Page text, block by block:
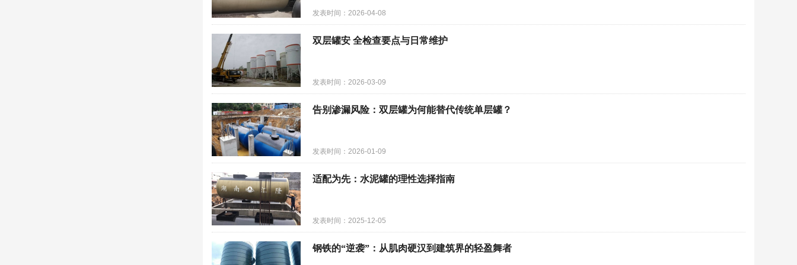
发表时间：2026-04-08
双层罐安 全检查要点与日常维护
发表时间：2026-03-09
告别渗漏风险：双层罐为何能替代传统单层罐？
发表时间：2026-01-09
适配为先：水泥罐的理性选择指南
发表时间：2025-12-05
钢铁的“逆袭”：从肌肉硬汉到建筑界的轻盈舞者